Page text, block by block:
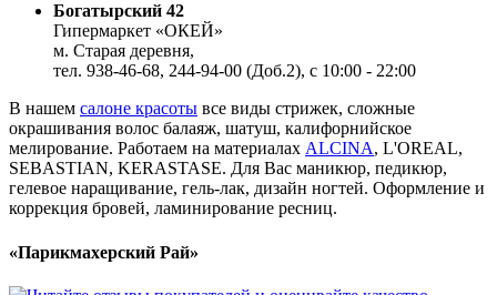
Богатырский 42
Гипермаркет «ОКЕЙ»
м. Старая деревня,
тел. 938-46-68, 244-94-00 (Доб.2), c 10:00 - 22:00
В нашем салоне красоты все виды стрижек, сложные
окрашивания волос балаяж, шатуш, калифорнийское
мелирование. Работаем на материалах ALCINA, L'OREAL,
SEBASTIAN, KERASTASE. Для Вас маникюр, педикюр,
гелевое наращивание, гель-лак, дизайн ногтей. Оформление и
коррекция бровей, ламинирование ресниц.
«Парикмахерский Рай»